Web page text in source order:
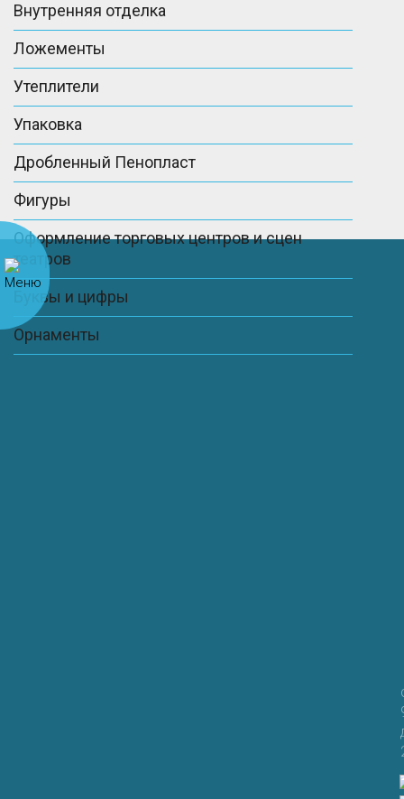
Внутренняя отделка
Ложементы
Утеплители
Упаковка
Дробленный Пенопласт
Фигуры
Оформление торговых центров и сцен
театров
Буквы и цифры
Орнаменты